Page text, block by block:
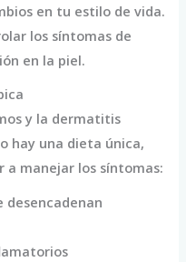
en tu estilo de vida.
los síntomas de
en la piel.
y la dermatitis
hay una dieta única,
a manejar los síntomas: